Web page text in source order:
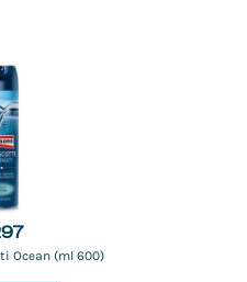
Ocean (ml 600)